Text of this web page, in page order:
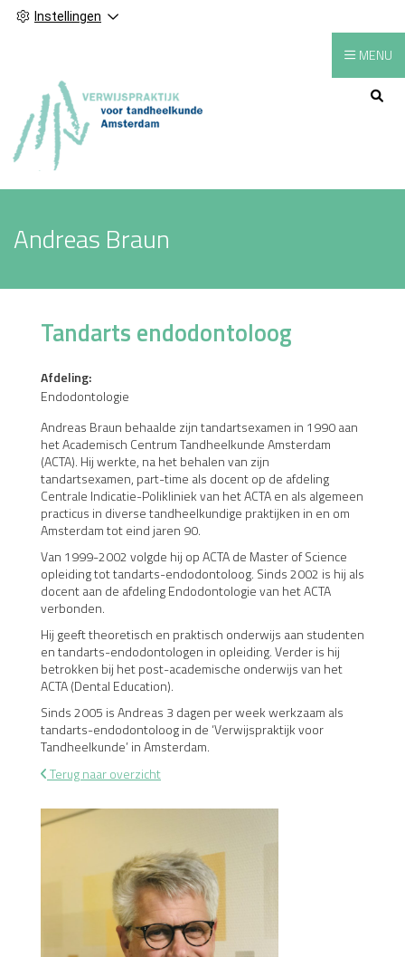
Instellingen
Hoofdmenu
MENU
Andreas Braun
Tandarts endodontoloog
Afdeling:
Endodontologie
Andreas Braun behaalde zijn tandartsexamen in 1990 aan
het Academisch Centrum Tandheelkunde Amsterdam
(ACTA). Hij werkte, na het behalen van zijn
tandartsexamen, part-time als docent op de afdeling
Centrale Indicatie-Polikliniek van het ACTA en als algemeen
practicus in diverse tandheelkundige praktijken in en om
Amsterdam tot eind jaren 90.
Van 1999-2002 volgde hij op ACTA de Master of Science
opleiding tot tandarts-endodontoloog. Sinds 2002 is hij als
docent aan de afdeling Endodontologie van het ACTA
verbonden.
Hij geeft theoretisch en praktisch onderwijs aan studenten
en tandarts-endodontologen in opleiding. Verder is hij
betrokken bij het post-academische onderwijs van het
ACTA (Dental Education).
Sinds 2005 is Andreas 3 dagen per week werkzaam als
tandarts-endodontoloog in de ‘Verwijspraktijk voor
Tandheelkunde’ in Amsterdam.
Terug naar overzicht